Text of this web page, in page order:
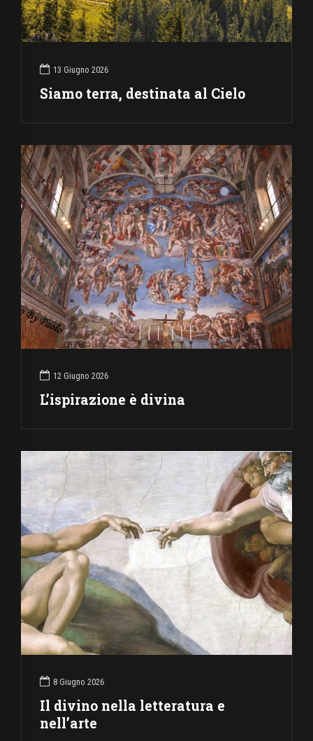
13 Giugno 2026
Siamo terra, destinata al Cielo
12 Giugno 2026
L’ispirazione è divina
8 Giugno 2026
Il divino nella letteratura e
nell’arte